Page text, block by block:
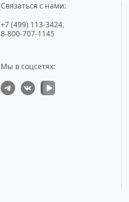
Связаться с нами:
+7 (499) 113-3424,
8-800-707-1145
Мы в соцсетях: